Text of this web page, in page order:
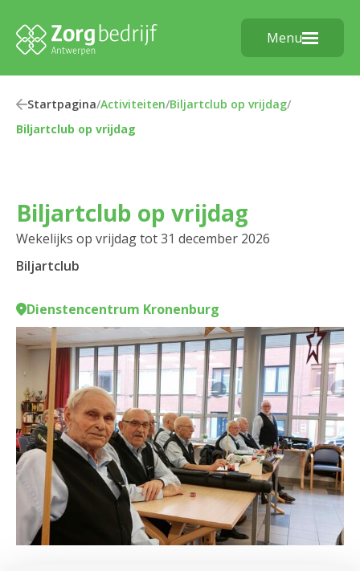
Menu
Startpagina/Activiteiten/Biljartclub op vrijdag/
Biljartclub op vrijdag
Biljartclub op vrijdag
Wekelijks op vrijdag tot 31 december 2026
Biljartclub
Dienstencentrum Kronenburg